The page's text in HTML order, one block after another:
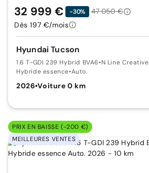
Hyundai Tucson
1.6 T-GDI 239 Hybrid BVA6•N Line Creative
Hybride essence•Auto.
2026•Voiture 0 km
32 999 € -30%
47 050 €
Dès 197 €/mois
PRIX EN BAISSE (-200 €)
MEILLEURES VENTES